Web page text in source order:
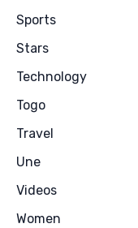
Sports
Stars
Technology
Togo
Travel
Une
Videos
Women